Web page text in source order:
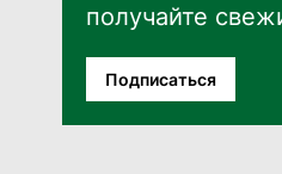
получайте
Подписаться